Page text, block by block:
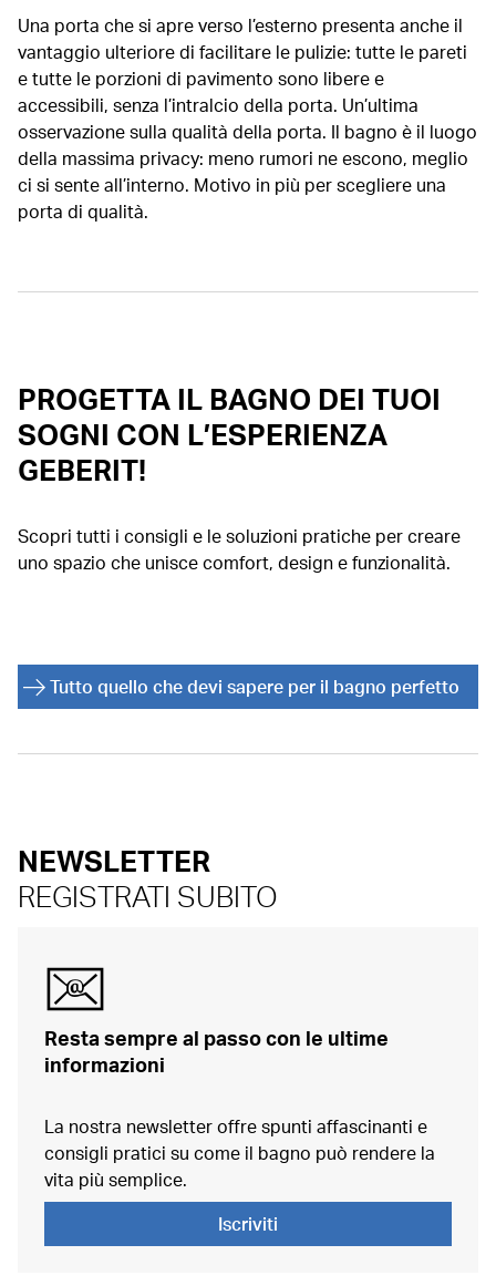
Una porta che si apre verso l’esterno presenta anche il
vantaggio ulteriore di facilitare le pulizie: tutte le pareti
e tutte le porzioni di pavimento sono libere e
accessibili, senza l’intralcio della porta. Un’ultima
osservazione sulla qualità della porta. Il bagno è il luogo
della massima privacy: meno rumori ne escono, meglio
ci si sente all’interno. Motivo in più per scegliere una
porta di qualità.
PROGETTA IL BAGNO DEI TUOI
SOGNI CON L’ESPERIENZA
GEBERIT!
Scopri tutti i consigli e le soluzioni pratiche per creare
uno spazio che unisce comfort, design e funzionalità.
Tutto quello che devi sapere per il bagno perfetto
NEWSLETTER
REGISTRATI SUBITO
Resta sempre al passo con le ultime
informazioni
La nostra newsletter offre spunti affascinanti e
consigli pratici su come il bagno può rendere la
vita più semplice.
Iscriviti